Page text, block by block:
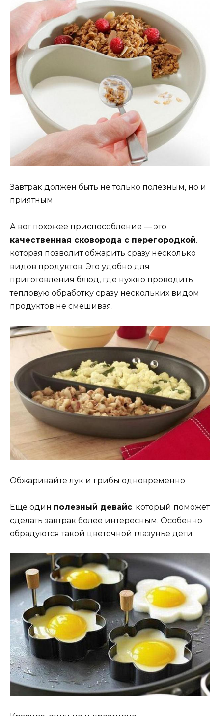
Завтрак должен быть не только полезным, но и
приятным
А вот похожее приспособление — это
качественная сковорода с перегородкой.
которая позволит обжарить сразу несколько
видов продуктов. Это удобно для
приготовления блюд, где нужно проводить
тепловую обработку сразу нескольких видом
продуктов не смешивая.
Обжаривайте лук и грибы одновременно
Еще один полезный девайс. который поможет
сделать завтрак более интересным. Особенно
обрадуются такой цветочной глазунье дети.